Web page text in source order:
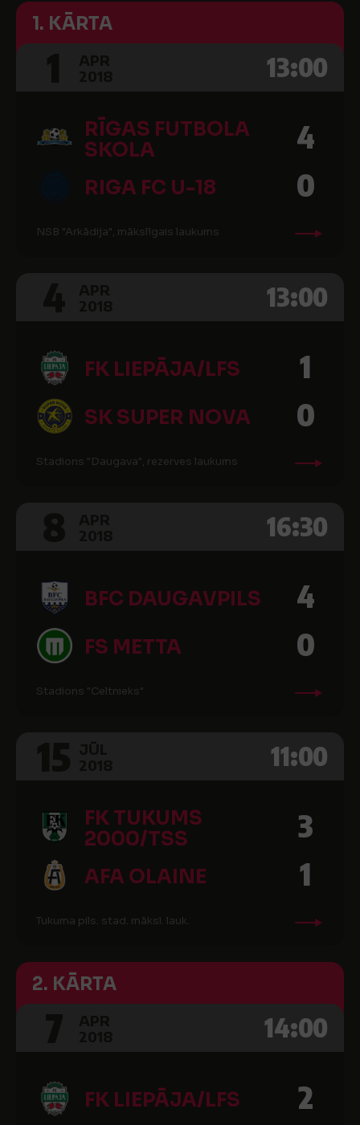
1. KĀRTA
13:00
RĪGAS FUTBOLA
SKOLA
4
RIGA FC U-18 0
NSB "Arkādija", mākslīgais laukums
13:00
FK LIEPĀJA/LFS 1
SK SUPER NOVA 0
Stadions "Daugava", rezerves laukums
16:30
BFC DAUGAVPILS 4
FS METTA 0
Stadions "Celtnieks"
11:00
FK TUKUMS
2000/TSS
3
AFA OLAINE 1
Tukuma pils. stad. māksl. lauk.
2. KĀRTA
14:00
FK LIEPĀJA/LFS 2